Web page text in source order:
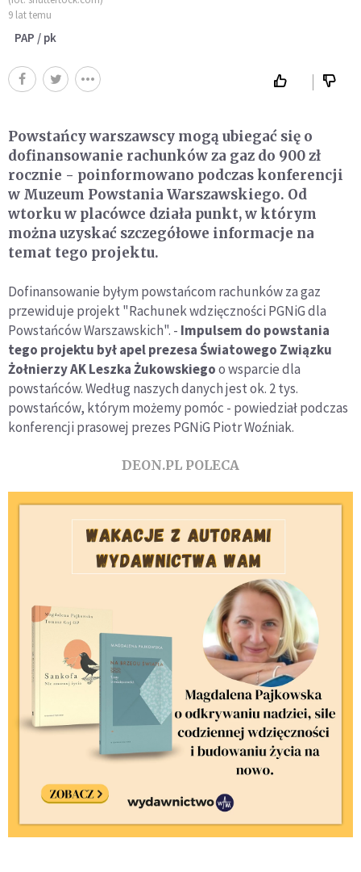
9 lat temu
PAP / pk
Powstańcy warszawscy mogą ubiegać się o
dofinansowanie rachunków za gaz do 900 zł
rocznie - poinformowano podczas konferencji
w Muzeum Powstania Warszawskiego. Od
wtorku w placówce działa punkt, w którym
można uzyskać szczegółowe informacje na
temat tego projektu.
Dofinansowanie byłym powstańcom rachunków za gaz
przewiduje projekt "Rachunek wdzięczności PGNiG dla
Powstańców Warszawskich". - Impulsem do powstania
tego projektu był apelprezesa Światowego Związku
Żołnierzy AK Leszka Żukowskiegoo wsparcie dla
powstańców. Według naszych danych jest ok. 2 tys.
powstańców, którym możemy pomóc - powiedział podczas
konferencji prasowej prezes PGNiG Piotr Woźniak.
DEON.PL POLECA